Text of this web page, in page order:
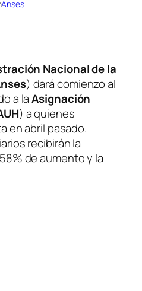
Anses
Nacional de la
) dará comienzo al
a laAsignación
) a quienes
en abril pasado.
recibirán la
de aumento y la